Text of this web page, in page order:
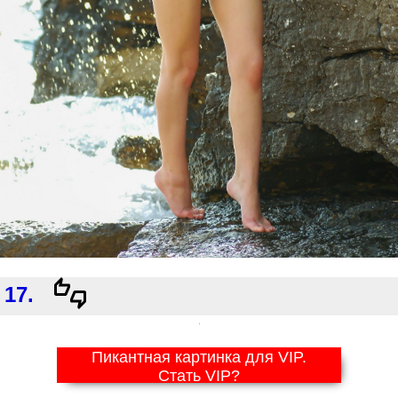
17.
Пикантная картинка для VIP.
Стать VIP?